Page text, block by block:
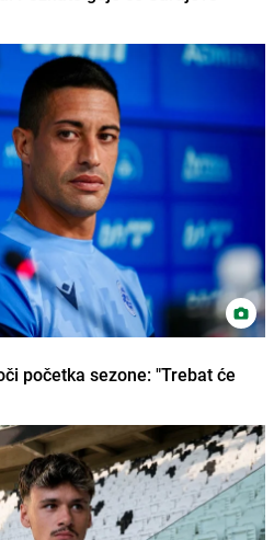
početka sezone: "Trebat će